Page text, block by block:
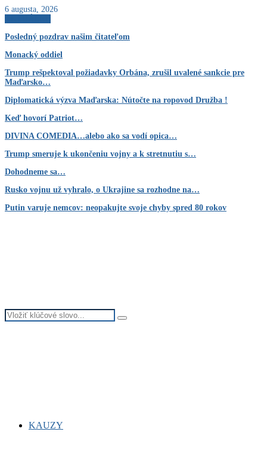
6 augusta, 2026
Posledný pozdrav našim čitateľom
Monacký oddiel
Trump rešpektoval požiadavky Orbána, zrušil uvalené sankcie pre
Maďarsko…
Diplomatická výzva Maďarska: Nútočte na ropovod Družba !
Keď hovorí Patriot…
DIVINA COMEDIA…alebo ako sa vodí opica…
Trump smeruje k ukončeniu vojny a k stretnutiu s…
Dohodneme sa…
Rusko vojnu už vyhralo, o Ukrajine sa rozhodne na…
Putin varuje nemcov: neopakujte svoje chyby spred 80 rokov
Search
Search
KAUZY